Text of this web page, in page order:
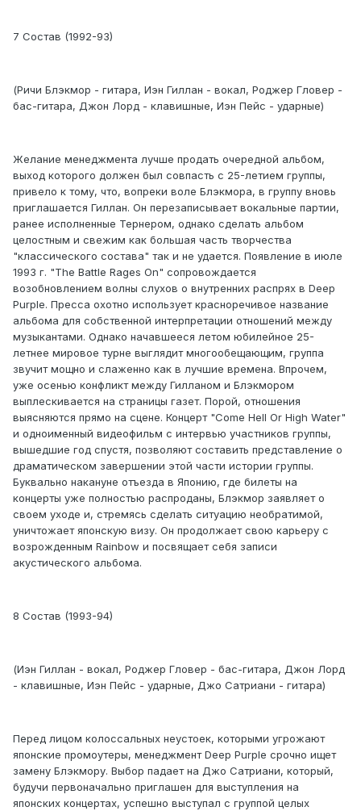
7 Состав (1992-93)
(Ричи Блэкмор - гитара, Иэн Гиллан - вокал, Роджер Гловер -
бас-гитара, Джон Лорд - клавишные, Иэн Пейс - ударные)
Желание менеджмента лучше продать очередной альбом,
выход которого должен был совпасть с 25-летием группы,
привело к тому, что, вопреки воле Блэкмора, в группу вновь
приглашается Гиллан. Он перезаписывает вокальные партии,
ранее исполненные Тернером, однако сделать альбом
целостным и свежим как большая часть творчества
"классического состава" так и не удается. Появление в июле
1993 г. "The Battle Rages On" сопровождается
возобновлением волны слухов о внутренних распрях в Deep
Purple. Пресса охотно использует красноречивое название
альбома для собственной интерпретации отношений между
музыкантами. Однако начавшееся летом юбилейное 25-
летнее мировое турне выглядит многообещающим, группа
звучит мощно и слаженно как в лучшие времена. Впрочем,
уже осенью конфликт между Гилланом и Блэкмором
выплескивается на страницы газет. Порой, отношения
выясняются прямо на сцене. Концерт "Come Hell Or High Water"
и одноименный видеофильм с интервью участников группы,
вышедшие год спустя, позволяют составить представление о
драматическом завершении этой части истории группы.
Буквально накануне отъезда в Японию, где билеты на
концерты уже полностью распроданы, Блэкмор заявляет о
своем уходе и, стремясь сделать ситуацию необратимой,
уничтожает японскую визу. Он продолжает свою карьеру с
возрожденным Rainbow и посвящает себя записи
акустического альбома.
8 Состав (1993-94)
(Иэн Гиллан - вокал, Роджер Гловер - бас-гитара, Джон Лорд
- клавишные, Иэн Пейс - ударные, Джо Сатриани - гитара)
Перед лицом колоссальных неустоек, которыми угрожают
японские промоутеры, менеджмент Deep Purple срочно ищет
замену Блэкмору. Выбор падает на Джо Сатриани, который,
будучи первоначально приглашен для выступления на
японских концертах, успешно выступал с группой целых